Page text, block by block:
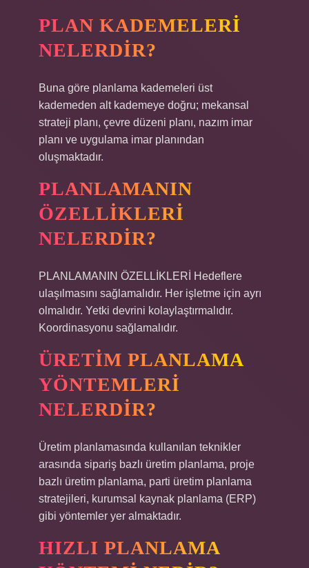
PLAN KADEMELERI
NELERDIR?
Buna göre planlama kademeleri üst
kademeden alt kademeye doğru; mekansal
strateji planı, çevre düzeni planı, nazım imar
planı ve uygulama imar planından
oluşmaktadır.
PLANLAMANIN
ÖZELLIKLERI
NELERDIR?
PLANLAMANIN ÖZELLİKLERİ Hedeflere
ulaşılmasını sağlamalıdır. Her işletme için ayrı
olmalıdır. Yetki devrini kolaylaştırmalıdır.
Koordinasyonu sağlamalıdır.
ÜRETIM PLANLAMA
YÖNTEMLERI
NELERDIR?
Üretim planlamasında kullanılan teknikler
arasında sipariş bazlı üretim planlama, proje
bazlı üretim planlama, parti üretim planlama
stratejileri, kurumsal kaynak planlama (ERP)
gibi yöntemler yer almaktadır.
HIZLI PLANLAMA